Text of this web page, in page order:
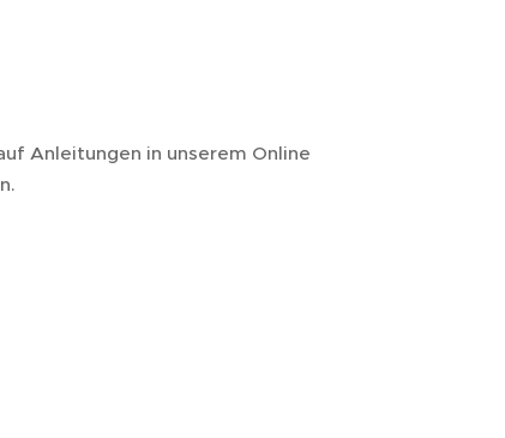
Anleitungen in unserem Online